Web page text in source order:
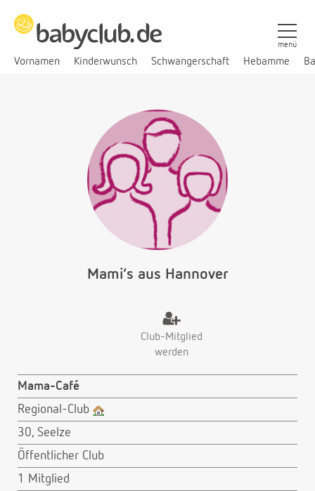
Vornamen Kinderwunsch Schwangerschaft Hebamme
menü
Mami‘s aus Hannover
Club-Mitglied
werden
Mama-Café
Regional-Club
30, Seelze
Öffentlicher Club
1 Mitglied